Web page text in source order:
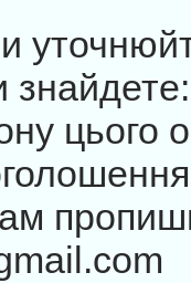
знайдете:
цього